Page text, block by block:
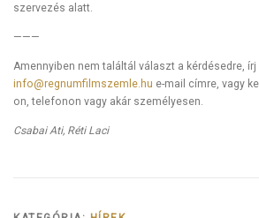
szervezés alatt.
———
Amennyiben nem találtál választ a kérdésedre, írj
info@regnumfilmszemle.hu e-mail címre, vagy
on, telefonon vagy akár személyesen.
Csabai Ati, Réti Laci